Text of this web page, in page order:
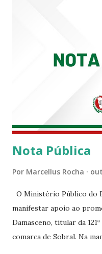
Nota Pública
Por Marcellus Rocha
O Ministério Público do
manifestar apoio ao
Damasceno, titular da
comarca de Sobral. Na